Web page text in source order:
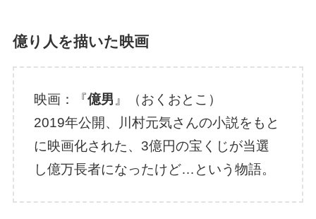
億り人を描いた映画
映画：『億男』（おくおとこ）
2019年公開、川村元気さんの小説をもと
に映画化された、3億円の宝くじが当選
し億万長者になったけど…という物語。